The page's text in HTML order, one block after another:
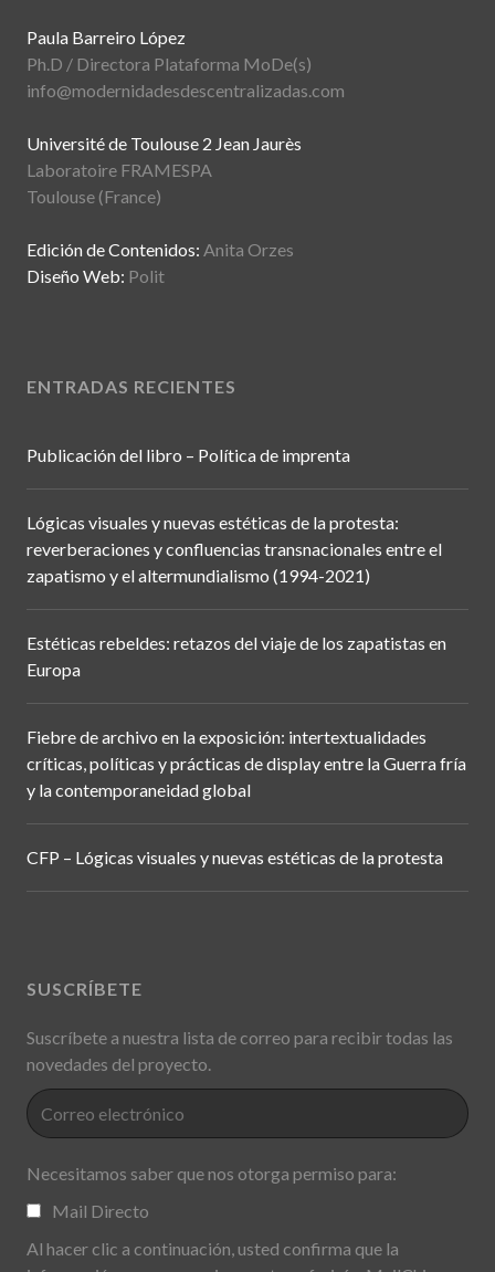
Paula Barreiro López
Ph.D / Directora Plataforma MoDe(s)
info@modernidadesdescentralizadas.com
Université de Toulouse 2 Jean Jaurès
Laboratoire FRAMESPA
Toulouse (France)
Edición de Contenidos: Anita Orzes
Diseño Web: Polit
ENTRADAS RECIENTES
Publicación del libro – Política de imprenta
Lógicas visuales y nuevas estéticas de la protesta:
reverberaciones y confluencias transnacionales entre el
zapatismo y el altermundialismo (1994-2021)
Estéticas rebeldes: retazos del viaje de los zapatistas en
Europa
Fiebre de archivo en la exposición: intertextualidades
críticas, políticas y prácticas de display entre la Guerra fría
y la contemporaneidad global
CFP – Lógicas visuales y nuevas estéticas de la protesta
SUSCRÍBETE
Suscríbete a nuestra lista de correo para recibir todas las
novedades del proyecto.
Necesitamos saber que nos otorga permiso para:
Mail Directo
Al hacer clic a continuación, usted confirma que la